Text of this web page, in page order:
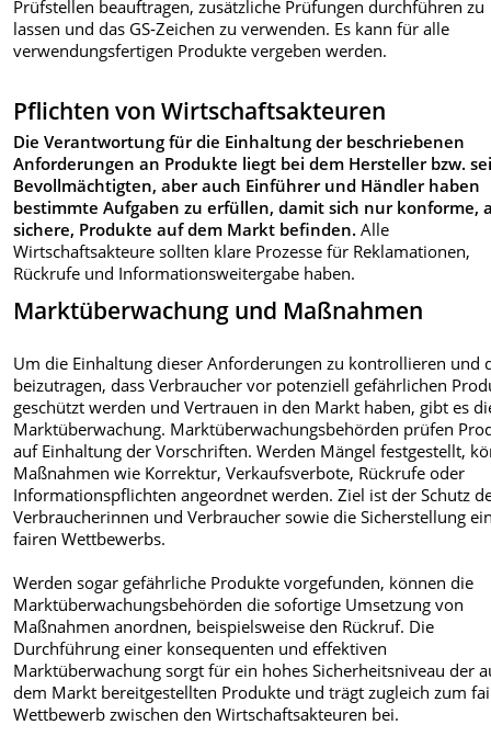
Prüfstellen beauftragen, zusätzliche Prüfungen durchführen zu
lassen und das GS‑Zeichen zu verwenden. Es kann für alle
verwendungsfertigen Produkte vergeben werden.
Pflichten von Wirtschaftsakteuren
Die Verantwortung für die Einhaltung der beschriebenen
Anforderungen an Produkte liegt bei dem Hersteller bzw.
Bevollmächtigten, aber auch Einführer und Händler haben
bestimmte Aufgaben zu erfüllen, damit sich nur konforme,
sichere, Produkte auf dem Markt befinden. Alle
Wirtschaftsakteure sollten klare Prozesse für Reklamationen,
Rückrufe und Informationsweitergabe haben.
Marktüberwachung und Maßnahmen
Um die Einhaltung dieser Anforderungen zu kontrollieren und
beizutragen, dass Verbraucher vor potenziell gefährlichen
geschützt werden und Vertrauen in den Markt haben, gibt es
Marktüberwachung. Marktüberwachungsbehörden prüfen
auf Einhaltung der Vorschriften. Werden Mängel festgestellt,
Maßnahmen wie Korrektur, Verkaufsverbote, Rückrufe oder
Informationspflichten angeordnet werden. Ziel ist der Schutz
Verbraucherinnen und Verbraucher sowie die Sicherstellung
fairen Wettbewerbs.
Werden sogar gefährliche Produkte vorgefunden, können die
Marktüberwachungsbehörden die sofortige Umsetzung von
Maßnahmen anordnen, beispielsweise den Rückruf. Die
Durchführung einer konsequenten und effektiven
Marktüberwachung sorgt für ein hohes Sicherheitsniveau der
dem Markt bereitgestellten Produkte und trägt zugleich zum
Wettbewerb zwischen den Wirtschaftsakteuren bei.